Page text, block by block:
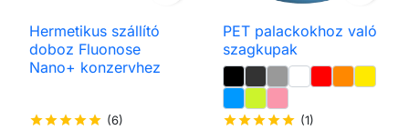
Hermetikus szállító
doboz Fluonose
Nano+ konzervhez
starstarstarstarstar (6)
PET palackokhoz való
szagkupak
starstarstarstarstar (1)